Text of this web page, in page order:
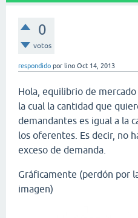
0
votos
respondido por lino Oct 14, 2013
Hola, equilibrio de
la cual la cantidad que
demandantes es igual a la
los oferentes. Es decir, no
exceso de demanda.
Gráficamente (perdón por
imagen)